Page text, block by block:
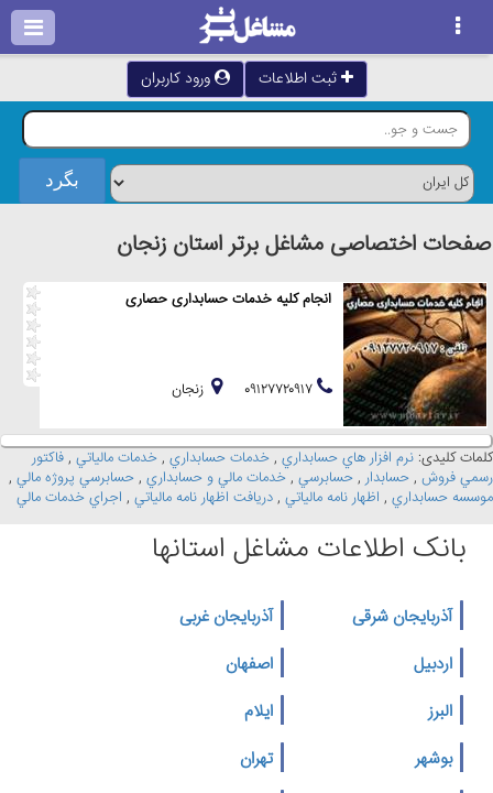
ثبت اطلاعات ورود کاربران
صفحات اختصاصی مشاغل برتر استان زنجان
انجام کلیه خدمات حسابداری حصاری
زنجان
کلمات کلیدی: نرم افزار هاي حسابداري , خدمات حسابداري , خدمات مالياتي , فاکتور
رسمي فروش , حسابدار , حسابرسي , خدمات مالي و حسابداري , حسابرسي پروژه مالي ,
موسسه حسابداري , اظهار نامه مالياتي , دريافت اظهار نامه مالياتي , اجراي خدمات مالي
بانک اطلاعات مشاغل استانها
آذربایجان شرقی
آذربایجان غربی
اردبیل
اصفهان
البرز
ایلام
بوشهر
تهران